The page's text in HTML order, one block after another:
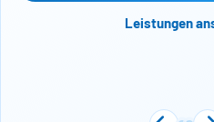
Leistungen